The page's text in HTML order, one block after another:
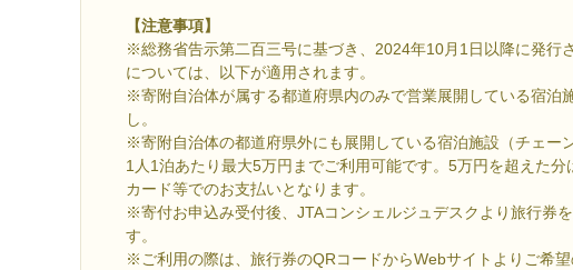
【注意事項】
※総務省告示第二百三号に基づき、2024年10月1日以降に発行
については、以下が適用されます。
※寄附自治体が属する都道府県内のみで営業展開している宿泊
し。
※寄附自治体の都道府県外にも展開している宿泊施設（チェー
1人1泊あたり最大5万円までご利用可能です。5万円を超えた分
カード等でのお支払いとなります。
※寄付お申込み受付後、JTAコンシェルジュデスクより旅行券
す。
※ご利用の際は、旅行券のQRコードからWebサイトよりご希望